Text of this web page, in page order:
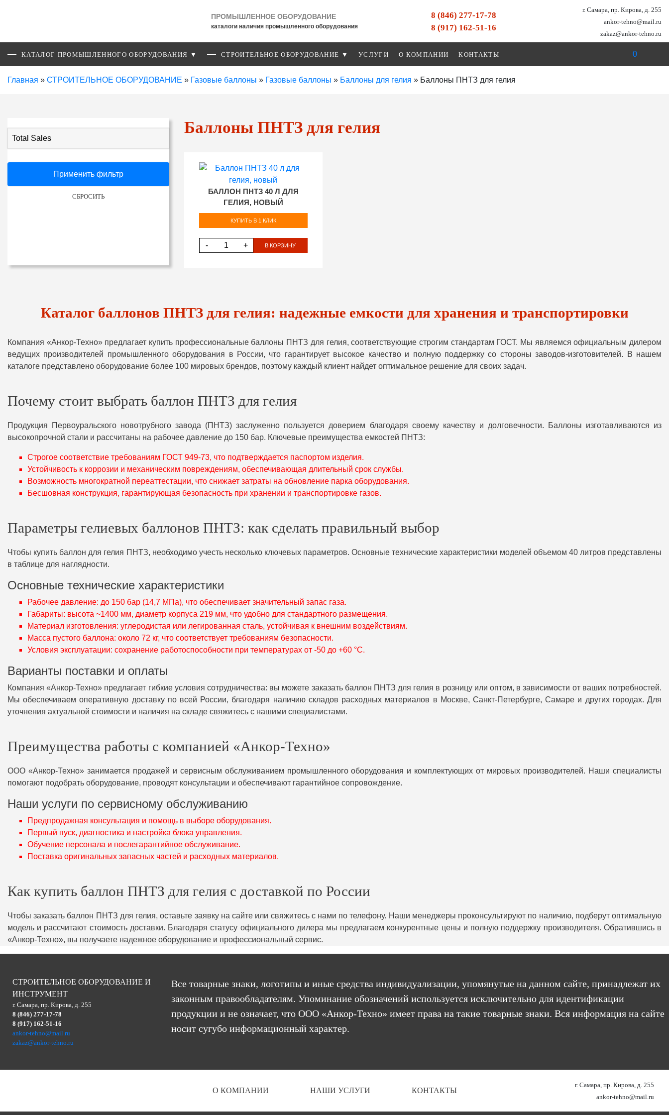
ПРОМЫШЛЕННОЕ ОБОРУДОВАНИЕ
каталоги наличия промышленного оборудования
8 (846) 277-17-78
8 (917) 162-51-16
г. Самара, пр. Кирова, д. 255
ankor-tehno@mail.ru
zakaz@ankor-tehno.ru
КАТАЛОГ ПРОМЫШЛЕННОГО ОБОРУДОВАНИЯ ▼ СТРОИТЕЛЬНОЕ ОБОРУДОВАНИЕ ▼ УСЛУГИ О КОМПАНИИ КОНТАКТЫ 0
Главная » СТРОИТЕЛЬНОЕ ОБОРУДОВАНИЕ » Газовые баллоны » Газовые баллоны » Баллоны для гелия » Баллоны ПНТЗ для гелия
Total Sales
Применить фильтр
СБРОСИТЬ
Баллоны ПНТЗ для гелия
БАЛЛОН ПНТЗ 40 Л ДЛЯ
ГЕЛИЯ, НОВЫЙ
КУПИТЬ В 1 КЛИК
- + В КОРЗИНУ
Каталог баллонов ПНТЗ для гелия: надежные емкости для хранения и транспортировки
Компания «Анкор-Техно» предлагает купить профессиональные баллоны ПНТЗ для гелия, соответствующие строгим стандартам ГОСТ. Мы являемся официальным дилером
ведущих производителей промышленного оборудования в России, что гарантирует высокое качество и полную поддержку со стороны заводов-изготовителей. В нашем
каталоге представлено оборудование более 100 мировых брендов, поэтому каждый клиент найдет оптимальное решение для своих задач.
Почему стоит выбрать баллон ПНТЗ для гелия
Продукция Первоуральского новотрубного завода (ПНТЗ) заслуженно пользуется доверием благодаря своему качеству и долговечности. Баллоны изготавливаются из
высокопрочной стали и рассчитаны на рабочее давление до 150 бар. Ключевые преимущества емкостей ПНТЗ:
Строгое соответствие требованиям ГОСТ 949-73, что подтверждается паспортом изделия.
Устойчивость к коррозии и механическим повреждениям, обеспечивающая длительный срок службы.
Возможность многократной переаттестации, что снижает затраты на обновление парка оборудования.
Бесшовная конструкция, гарантирующая безопасность при хранении и транспортировке газов.
Параметры гелиевых баллонов ПНТЗ: как сделать правильный выбор
Чтобы купить баллон для гелия ПНТЗ, необходимо учесть несколько ключевых параметров. Основные технические характеристики моделей объемом 40 литров представлены
в таблице для наглядности.
Основные технические характеристики
Рабочее давление: до 150 бар (14,7 МПа), что обеспечивает значительный запас газа.
Габариты: высота ~1400 мм, диаметр корпуса 219 мм, что удобно для стандартного размещения.
Материал изготовления: углеродистая или легированная сталь, устойчивая к внешним воздействиям.
Масса пустого баллона: около 72 кг, что соответствует требованиям безопасности.
Условия эксплуатации: сохранение работоспособности при температурах от -50 до +60 °C.
Варианты поставки и оплаты
Компания «Анкор-Техно» предлагает гибкие условия сотрудничества: вы можете заказать баллон ПНТЗ для гелия в розницу или оптом, в зависимости от ваших потребностей.
Мы обеспечиваем оперативную доставку по всей России, благодаря наличию складов расходных материалов в Москве, Санкт-Петербурге, Самаре и других городах. Для
уточнения актуальной стоимости и наличия на складе свяжитесь с нашими специалистами.
Преимущества работы с компанией «Анкор-Техно»
ООО «Анкор-Техно» занимается продажей и сервисным обслуживанием промышленного оборудования и комплектующих от мировых производителей. Наши специалисты
помогают подобрать оборудование, проводят консультации и обеспечивают гарантийное сопровождение.
Наши услуги по сервисному обслуживанию
Предпродажная консультация и помощь в выборе оборудования.
Первый пуск, диагностика и настройка блока управления.
Обучение персонала и послегарантийное обслуживание.
Поставка оригинальных запасных частей и расходных материалов.
Как купить баллон ПНТЗ для гелия с доставкой по России
Чтобы заказать баллон ПНТЗ для гелия, оставьте заявку на сайте или свяжитесь с нами по телефону. Наши менеджеры проконсультируют по наличию, подберут оптимальную
модель и рассчитают стоимость доставки. Благодаря статусу официального дилера мы предлагаем конкурентные цены и полную поддержку производителя. Обратившись в
«Анкор-Техно», вы получаете надежное оборудование и профессиональный сервис.
СТРОИТЕЛЬНОЕ ОБОРУДОВАНИЕ И
ИНСТРУМЕНТ
г. Самара, пр. Кирова, д. 255
8 (846) 277-17-78
8 (917) 162-51-16
ankor-tehno@mail.ru
zakaz@ankor-tehno.ru
Все товарные знаки, логотипы и иные средства индивидуализации, упомянутые на данном сайте, принадлежат их
законным правообладателям. Упоминание обозначений используется исключительно для идентификации
продукции и не означает, что ООО «Анкор-Техно» имеет права на такие товарные знаки. Вся информация на сайте
носит сугубо информационный характер.
О КОМПАНИИ НАШИ УСЛУГИ КОНТАКТЫ
г. Самара, пр. Кирова, д. 255
ankor-tehno@mail.ru